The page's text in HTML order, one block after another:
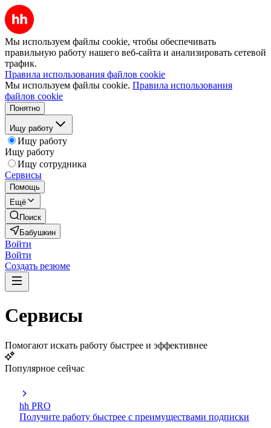
Мы используем файлы cookie, чтобы обеспечивать
правильную работу нашего веб-сайта и анализировать сетевой
трафик.
Правила использования файлов cookie
Мы используем файлы cookie. Правила использования
файлов cookie
Понятно
Ищу работу
Ищу работу
Ищу работу
Ищу сотрудника
Сервисы
Помощь
Ещё
Поиск
Бабушкин
Войти
Войти
Создать резюме
Сервисы
Помогают искать работу быстрее и эффективнее
Популярное сейчас
hh PRO
Получите работу быстрее с преимуществами подписки